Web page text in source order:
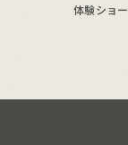
体験ショ